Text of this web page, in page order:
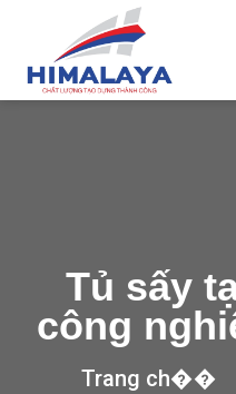
Tủ sấy
công
Trang ch��